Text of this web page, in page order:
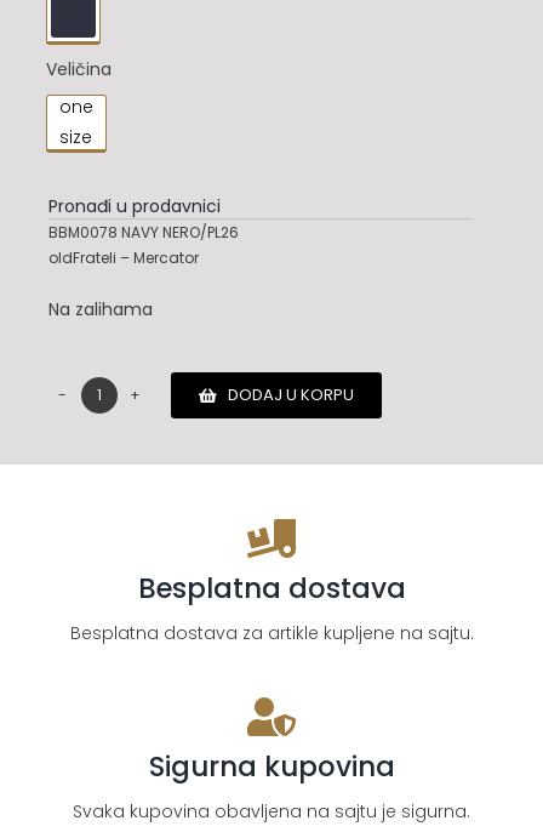
Veličina
one
size
Pronađi u prodavnici
BBM0078 NAVY NERO/PL26
oldFrateli – Mercator
Na zalihama
Dsquared2
DODAJ U KORPU
Besplatna dostava
Besplatna dostava za artikle kupljene na sajtu.
Sigurna kupovina
Svaka kupovina obavljena na sajtu je sigurna.